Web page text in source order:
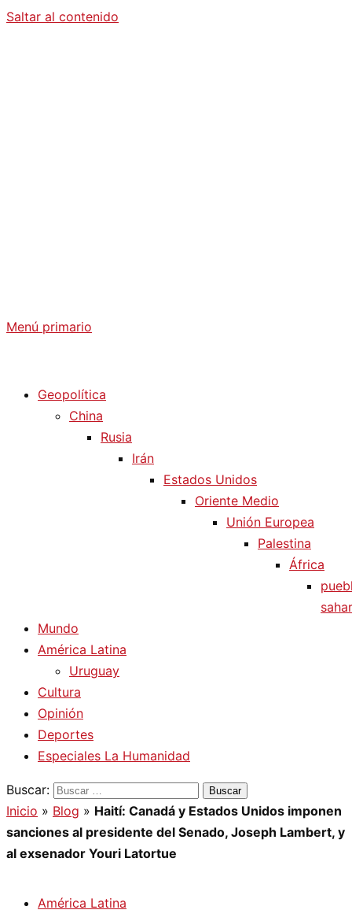
Saltar al contenido
Menú primario
Geopolítica
China
Rusia
Irán
Estados Unidos
Oriente Medio
Unión Europea
Palestina
África
Mundo
América Latina
Uruguay
Cultura
Opinión
Deportes
Especiales La Humanidad
Buscar:
Inicio » Blog » Haití: Canadá y Estados Unidos imponen
sanciones al presidente del Senado, Joseph Lambert, y
al exsenador Youri Latortue
América Latina